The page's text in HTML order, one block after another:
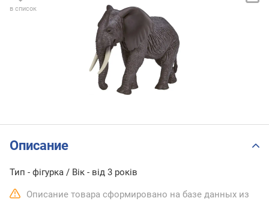
в список
Описание
Тип - фігурка / Вік - від 3 років
Описание товара сформировано на базе данных из